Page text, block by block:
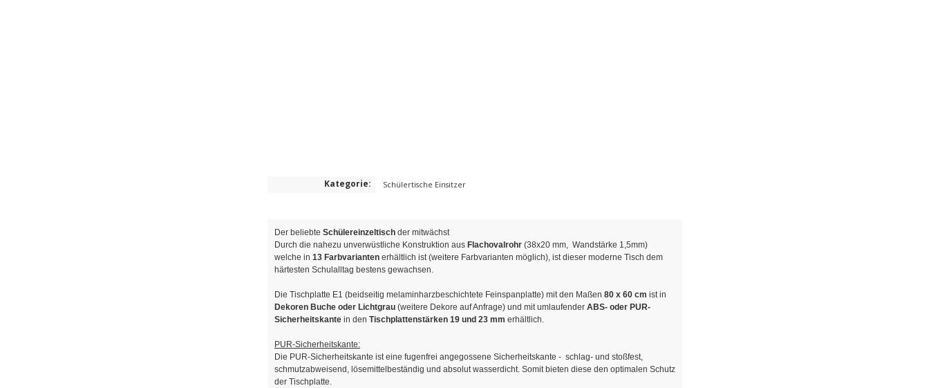
Kategorie: Schülertische Einsitzer
Der beliebte Schülereinzeltisch der mitwächst
Durch die nahezu unverwüstliche Konstruktion aus Flachovalrohr (38x20 mm, Wandstärke 1,5mm)
welche in 13 Farbvarianten erhältlich ist (weitere Farbvarianten möglich), ist dieser moderne Tisch dem
härtesten Schulalltag bestens gewachsen.
Die Tischplatte E1 (beidseitig melaminharzbeschichtete Feinspanplatte) mit den Maßen 80 x 60 cm ist in
Dekoren Buche oder Lichtgrau (weitere Dekore auf Anfrage) und mit umlaufender ABS- oder PUR-
Sicherheitskante in den Tischplattenstärken 19 und 23 mm erhältlich.
PUR-Sicherheitskante:
Die PUR-Sicherheitskante ist eine fugenfrei angegossene Sicherheitskante - schlag- und stoßfest,
schmutzabweisend, lösemittelbeständig und absolut wasserdicht. Somit bieten diese den optimalen Schutz
der Tischplatte.